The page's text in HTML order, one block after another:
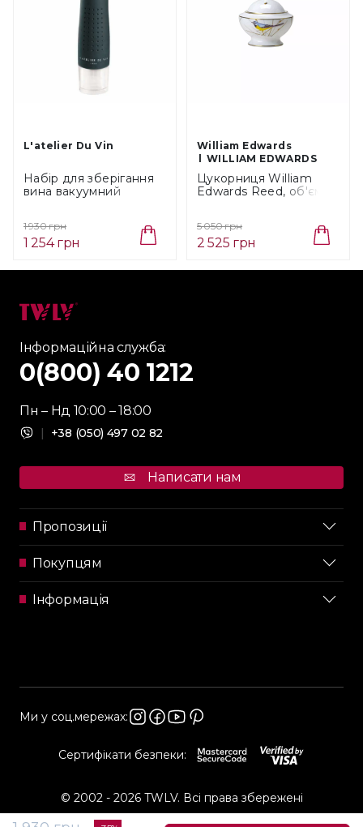
L'atelier Du Vin
Набір для зберігання
вина вакуумний
1 930 грн
1 254 грн
William Edwards
WILLIAM EDWARDS
Цукорниця William
Edwards Reed, об'єм
5 050 грн
2 525 грн
Інформаційна служба:
0(800) 40 1212
Пн – Нд 10:00 – 18:00
| +38 (050) 497 02 82
Написати нам
Пропозиції
Покупцям
Інформація
Сертифікати безпеки:
Ми у соц.мережах:
© 2002 - 2026 TWLV. Всі права збережені